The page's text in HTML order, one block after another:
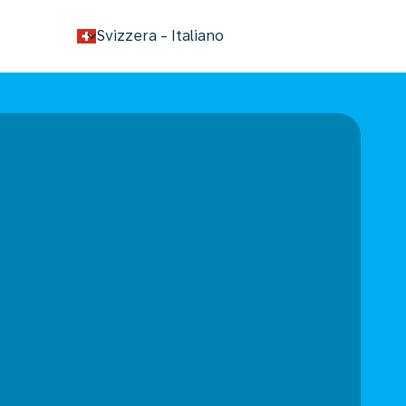
Svizzera - Italiano
keyboard_arrow_down